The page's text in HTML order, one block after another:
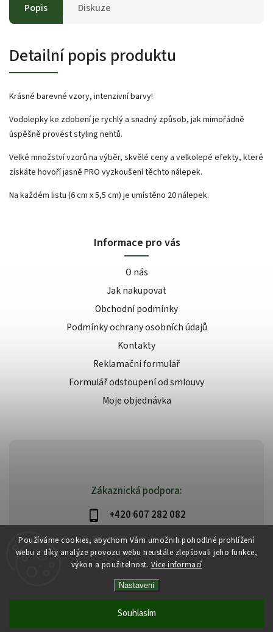
Používáme cookies, abychom Vám umožnili pohodlné prohlížení
webu a díky analýze provozu webu neustále zlepšovali jeho funkce,
výkon a použitelnost. Více informací
Nastavení
Souhlasím
Popis Diskuze
Detailní popis produktu
Krásné barevné vzory, intenzivní barvy!
Vodolepky ke zdobení je rychlý a snadný způsob, jak mimořádně
úspěšně provést styling nehtů.
Velké množství vzorů na výběr, skvělé ceny a velkolepé efekty, které
získáte hovoří jasně PRO vyzkoušení těchto nálepek.
Na každém listu (6 cm x 5,5 cm) je umístěno 20 nálepek.
Zákaznická podpora:
+420 607 282 082
info@beautysystem.cz
Informace pro vás
O nás
Jak nakupovat
Obchodní podmínky
Podmínky ochrany osobních údajů
Kontakty
Reklamační formulář
Formulář odstoupení od smlouvy
Moje objednávka
Beautysystem.cz
VytvořilShoptet | Design